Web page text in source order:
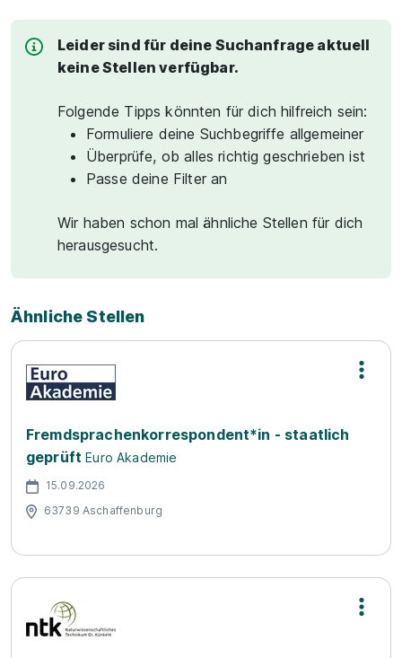
Leider sind für deine Suchanfrage aktuell
keine Stellen verfügbar.
Folgende Tipps könnten für dich hilfreich sein:
Formuliere deine Suchbegriffe allgemeiner
Überprüfe, ob alles richtig geschrieben ist
Passe deine Filter an
Wir haben schon mal ähnliche Stellen für dich
herausgesucht.
Ähnliche Stellen
Fremdsprachenkorrespondent*in - staatlich
geprüft Euro Akademie
15.09.2026
63739 Aschaffenburg